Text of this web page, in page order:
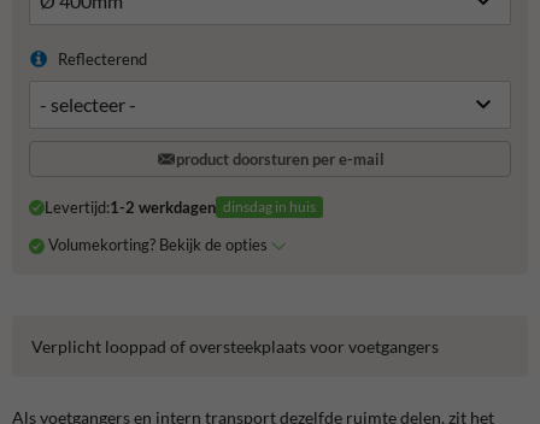
Reflecterend
product doorsturen per e-mail
Levertijd:1-2 werkdagen dinsdag in huis
Volumekorting? Bekijk de opties
Verplicht looppad of oversteekplaats voor voetgangers
Als voetgangers en intern transport dezelfde ruimte delen, zit het